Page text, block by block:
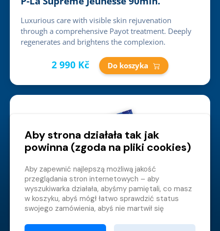
Luxurious care with visible skin rejuvenation
through a comprehensive Payot treatment. Deeply
regenerates and brightens the complexion.
2 990 Kč Do koszyka
Vodní svět - Dítě (3 hodiny)
849 Kč
Do koszyka
Aby strona działała tak jak
powinna (zgoda na pliki cookies)
Aby zapewnić najlepszą możliwą jakość
przeglądania stron internetowych – aby
wyszukiwarka działała, abyśmy pamiętali, co masz
w koszyku, abyś mógł łatwo sprawdzić status
swojego zamówienia, abyś nie martwił się
za każdym razem logować.